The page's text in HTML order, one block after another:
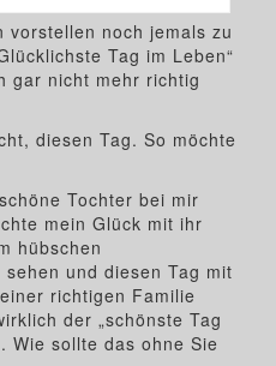
vorstellen noch jemals zu
Tag im Leben“
gar nicht mehr richtig
diesen Tag. So möchte
Tochter bei mir
mein Glück mit ihr
hübschen
und diesen Tag mit
richtigen Familie
der „schönste Tag
Wie sollte das ohne Sie